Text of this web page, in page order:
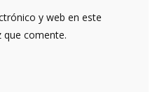
y web en este
que comente.